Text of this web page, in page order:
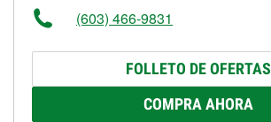
(603) 466-9831
FOLLETO DE OFERTAS
COMPRA AHORA